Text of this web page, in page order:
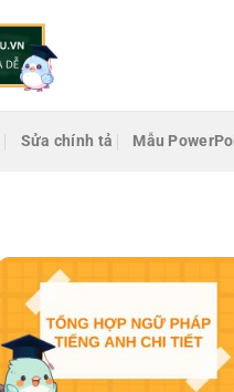
Sửa chính tả Mẫu